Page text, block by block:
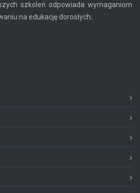
szkoleń odpowiada wymaganiom
na edukację dorosłych.